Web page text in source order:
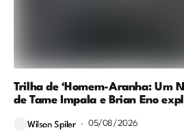
Trilha de ‘Homem-Aranha: Um
de Tame Impala e Brian Eno
Wilson Spiler 05/08/2026